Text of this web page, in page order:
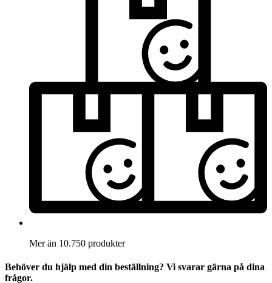
Mer än 10.750 produkter
Behöver du hjälp med din beställning? Vi svarar gärna på dina
frågor.